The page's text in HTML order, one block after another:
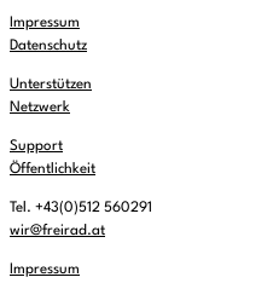
Impressum
Datenschutz
Unterstützen
Netzwerk
Support
Öffentlichkeit
Tel. +43(0)512 560291
wir@freirad.at
Impressum